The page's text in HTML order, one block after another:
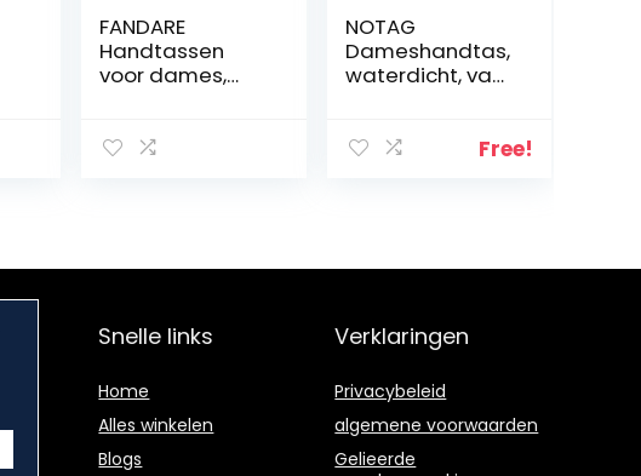
FANDARE
Handtassen
voor dames,
waterdichte
met kwast, voor
NOTAG
Dameshandtas,
waterdicht, van
reistas,
Free!
Snelle links
Home
Alles winkelen
Blogs
Verklaringen
Privacybeleid
algemene voorwaarden
Gelieerde